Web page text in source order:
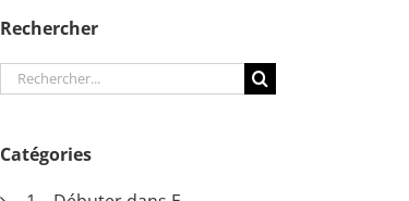
Rechercher
Rechercher:
Catégories